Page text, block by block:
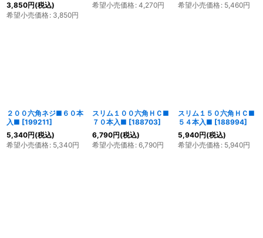
3,850円(税込)
希望小売価格: 3,850円
希望小売価格: 4,270円
希望小売価格: 5,460円
２００六角ネジ■６０本
入■ [199211]
5,340円(税込)
希望小売価格: 5,340円
スリム１００六角ＨＣ■
７０本入■ [188703]
6,790円(税込)
希望小売価格: 6,790円
スリム１５０六角ＨＣ■
５４本入■ [188994]
5,940円(税込)
希望小売価格: 5,940円